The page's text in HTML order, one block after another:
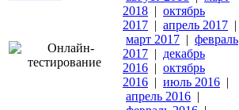
2018 | октябрь
2017 | апрель 2017 |
март 2017 | февраль
2017 | декабрь
2016 | октябрь
2016 | июль 2016 |
апрель 2016 |